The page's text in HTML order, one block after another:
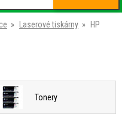
» Laserové tiskárny » HP
Tonery